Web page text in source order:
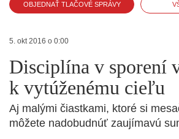
OBJEDNAŤ TLAČOVÉ SPRÁVY
5. okt 2016 o 0:00
Disciplína v sporení
k vytúženému cieľu
Aj malými čiastkami, ktoré si
môžete nadobudnúť zaujímavú